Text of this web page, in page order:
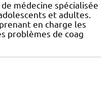
médecine spécialisée
et adultes.
en charge les
problèmes de coag